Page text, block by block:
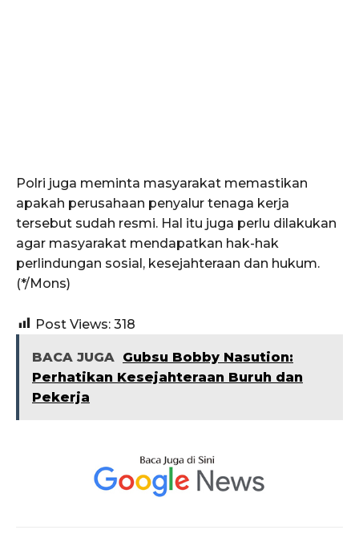
Polri juga meminta masyarakat memastikan
apakah perusahaan penyalur tenaga kerja
tersebut sudah resmi. Hal itu juga perlu dilakukan
agar masyarakat mendapatkan hak-hak
perlindungan sosial, kesejahteraan dan hukum.
(*/Mons)
Post Views: 318
BACA JUGA
Gubsu Bobby Nasution:
Perhatikan Kesejahteraan Buruh dan
Pekerja